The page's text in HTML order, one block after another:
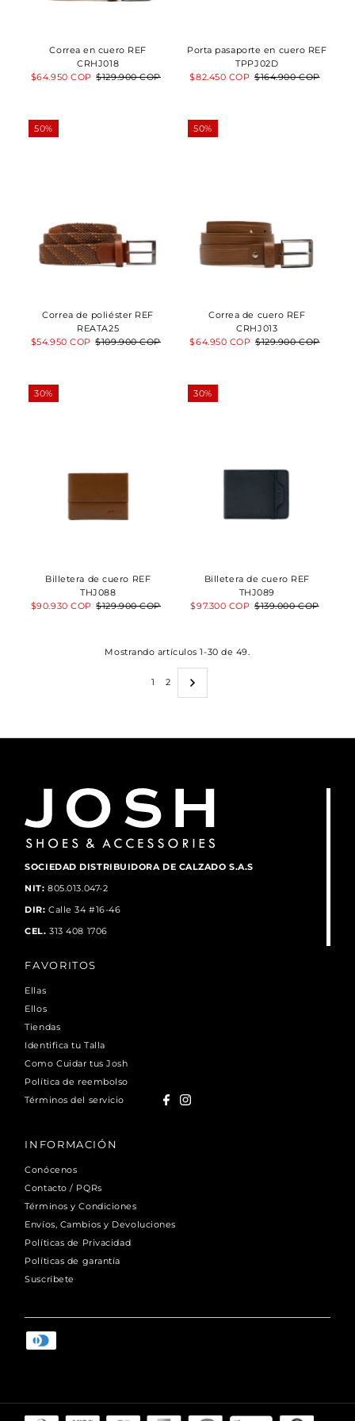
Correa en cuero REF
CRHJ018
Precio
$64.950 COP Precio
$129.900 COP
Porta pasaporte en cuero REF
TPPJ02D
Precio
$82.450 COP Precio
$164.900 COP
50%
Correa de poliéster REF
REATA25
Precio
$54.950 COP Precio
$109.900 COP
50%
Correa de cuero REF
CRHJ013
Precio
$64.950 COP Precio
$129.900 COP
30%
Billetera de cuero REF
THJ088
Precio
$90.930 COP Precio
$129.900 COP
30%
Billetera de cuero REF
THJ089
Precio
$97.300 COP Precio
$139.000 COP
Mostrando artículos 1-30 de 49.
1 2
SOCIEDAD DISTRIBUIDORA DE CALZADO S.A.S
NIT: 805.013.047-2
DIR:Calle 34 #16-46
CEL.313 408 1706
FAVORITOS
Ellas
Ellos
Tiendas
Identifica tu Talla
Como Cuidar tus Josh
Política de reembolso
Términos del servicio
INFORMACIÓN
Conócenos
Contacto / PQRs
Términos y Condiciones
Envíos, Cambios y Devoluciones
Políticas de Privacidad
Políticas de garantía
Suscríbete